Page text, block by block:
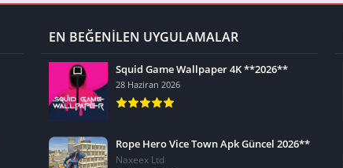
EN BEĞENİLEN UYGULAMALAR
Squid Game Wallpaper 4K **2026**
28 Haziran 2026
Rope Hero Vice Town Apk Güncel 2026**
Naxeex Ltd